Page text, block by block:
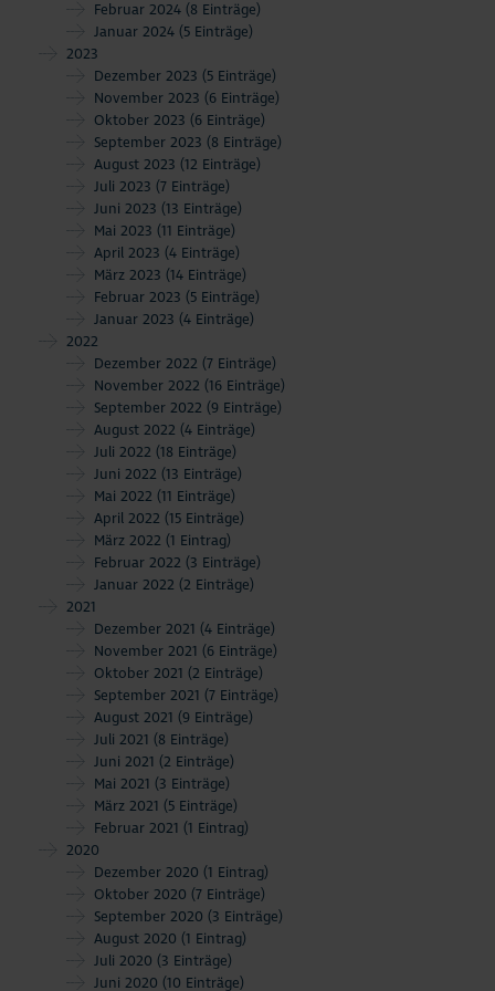
Februar 2024 (8 Einträge)
Januar 2024 (5 Einträge)
2023
Dezember 2023 (5 Einträge)
November 2023 (6 Einträge)
Oktober 2023 (6 Einträge)
September 2023 (8 Einträge)
August 2023 (12 Einträge)
Juli 2023 (7 Einträge)
Juni 2023 (13 Einträge)
Mai 2023 (11 Einträge)
April 2023 (4 Einträge)
März 2023 (14 Einträge)
Februar 2023 (5 Einträge)
Januar 2023 (4 Einträge)
2022
Dezember 2022 (7 Einträge)
November 2022 (16 Einträge)
September 2022 (9 Einträge)
August 2022 (4 Einträge)
Juli 2022 (18 Einträge)
Juni 2022 (13 Einträge)
Mai 2022 (11 Einträge)
April 2022 (15 Einträge)
März 2022 (1 Eintrag)
Februar 2022 (3 Einträge)
Januar 2022 (2 Einträge)
2021
Dezember 2021 (4 Einträge)
November 2021 (6 Einträge)
Oktober 2021 (2 Einträge)
September 2021 (7 Einträge)
August 2021 (9 Einträge)
Juli 2021 (8 Einträge)
Juni 2021 (2 Einträge)
Mai 2021 (3 Einträge)
März 2021 (5 Einträge)
Februar 2021 (1 Eintrag)
2020
Dezember 2020 (1 Eintrag)
Oktober 2020 (7 Einträge)
September 2020 (3 Einträge)
August 2020 (1 Eintrag)
Juli 2020 (3 Einträge)
Juni 2020 (10 Einträge)